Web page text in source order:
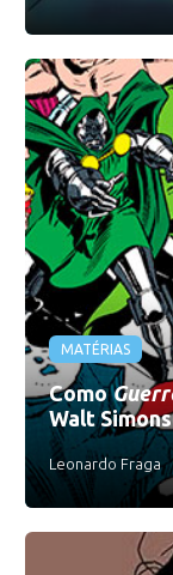
MATÉRIAS
Como
Walt
Leonardo Fraga